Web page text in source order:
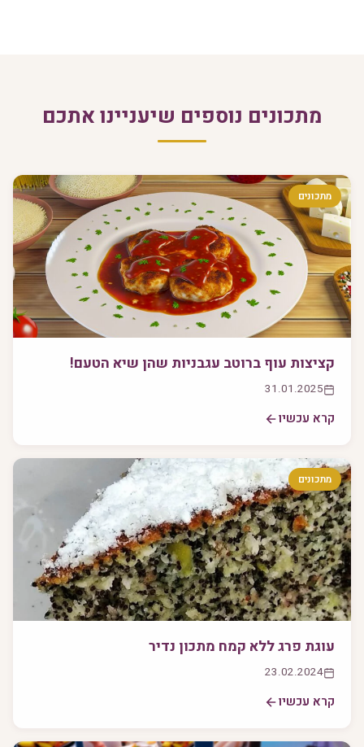
מתכונים נוספים שיעניינו אתכם
מתכונים
קציצות עוף ברוטב עגבניות שהן שיא הטעם!
31.01.2025
קרא עכשיו
מתכונים
עוגת פרג ללא קמח מתכון נדיר
23.02.2024
קרא עכשיו